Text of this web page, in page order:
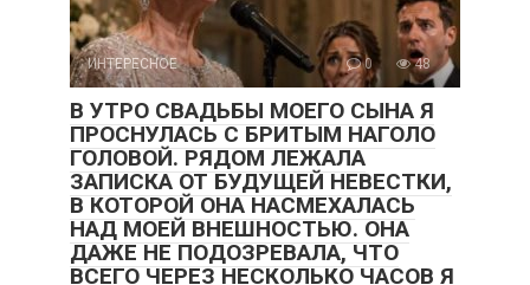
ИНТЕРЕСНОЕ 0 48
В УТРО СВАДЬБЫ МОЕГО СЫНА Я
ПРОСНУЛАСЬ С БРИТЫМ НАГОЛО
ГОЛОВОЙ. РЯДОМ ЛЕЖАЛА
ЗАПИСКА ОТ БУДУЩЕЙ НЕВЕСТКИ,
В КОТОРОЙ ОНА НАСМЕХАЛАСЬ
НАД МОЕЙ ВНЕШНОСТЬЮ. ОНА
ДАЖЕ НЕ ПОДОЗРЕВАЛА, ЧТО
ВСЕГО ЧЕРЕЗ НЕСКОЛЬКО ЧАСОВ Я